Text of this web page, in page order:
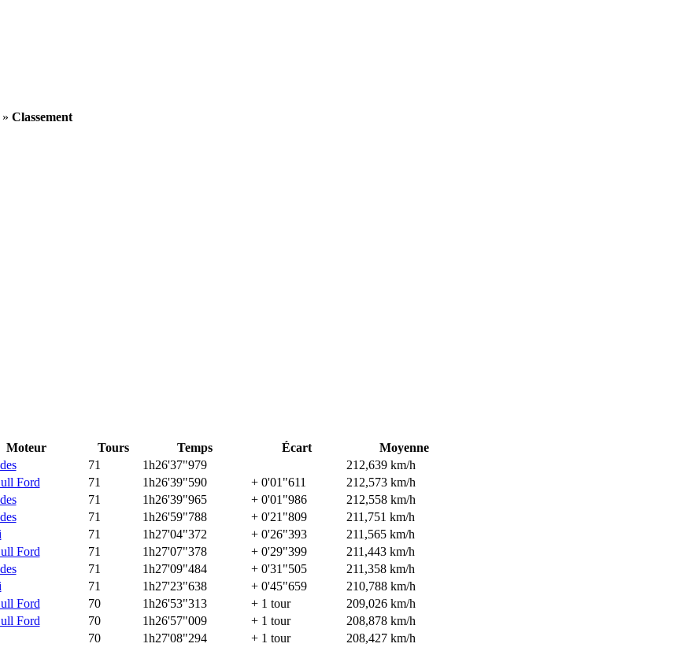
» Classement
Moteur Tours Temps Écart
Moyenne
71 1h26'37"979
212,639 km/h
Ford 71 1h26'39"590 + 0'01"611
212,573 km/h
71 1h26'39"965 + 0'01"986
212,558 km/h
71 1h26'59"788 + 0'21"809
211,751 km/h
71 1h27'04"372 + 0'26"393
211,565 km/h
Ford 71 1h27'07"378 + 0'29"399
211,443 km/h
71 1h27'09"484 + 0'31"505
211,358 km/h
71 1h27'23"638 + 0'45"659
210,788 km/h
Ford 70 1h26'53"313 + 1 tour
209,026 km/h
Ford 70 1h26'57"009 + 1 tour
208,878 km/h
70 1h27'08"294 + 1 tour
208,427 km/h